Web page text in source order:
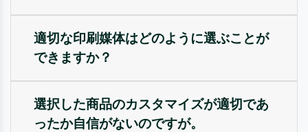
適切な印刷媒体はどのように選ぶことが
できますか？
選択した商品のカスタマイズが適切であ
ったか自信がないのですが。